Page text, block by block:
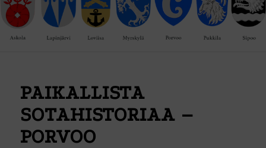
PAIKALLISTA
SOTAHISTORIAA –
PORVOO